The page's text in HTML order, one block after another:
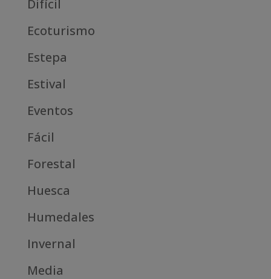
Difícil
Ecoturismo
Estepa
Estival
Eventos
Fácil
Forestal
Huesca
Humedales
Invernal
Media